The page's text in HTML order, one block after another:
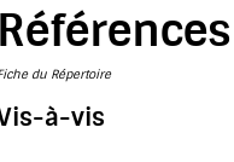
Références
du Répertoire
à-vis